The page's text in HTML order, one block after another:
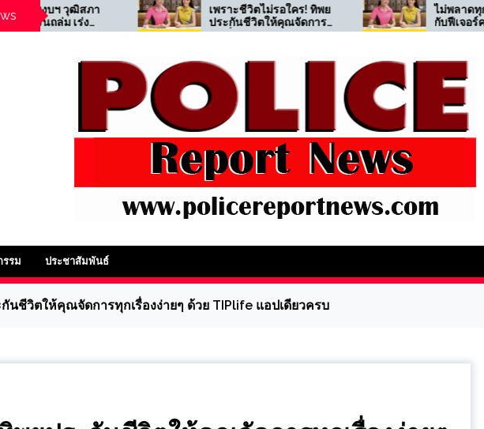
สภา
ร่ง
ายอาสา
เพราะชีวิตไม่รอใคร! ทิพย
ประกันชีวิตให้คุณจัดการ
ทุกเรื่องง่ายๆ ด้วย TIPlife
ไม่พลาดทุกความคุ้มครอง
กับฟีเจอร์ครบทุกความ
ต้องการบน TIPlife
ลน์ PoliceReportNews
รม ประชาสัมพันธ์
นชีวิตให้คุณจัดการทุกเรื่องง่ายๆ ด้วย TIPlife แอปเดียวครบ